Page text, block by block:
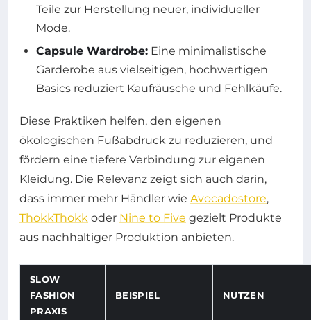
Teile zur Herstellung neuer, individueller
Mode.
Capsule Wardrobe: Eine minimalistische
Garderobe aus vielseitigen, hochwertigen
Basics reduziert Kaufräusche und Fehlkäufe.
Diese Praktiken helfen, den eigenen
ökologischen Fußabdruck zu reduzieren, und
fördern eine tiefere Verbindung zur eigenen
Kleidung. Die Relevanz zeigt sich auch darin,
dass immer mehr Händler wie Avocadostore,
ThokkThokk oder Nine to Five gezielt Produkte
aus nachhaltiger Produktion anbieten.
SLOW
FASHION
PRAXIS
BEISPIEL NUTZEN